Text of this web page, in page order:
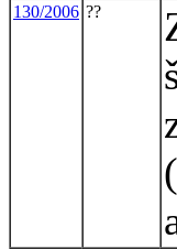
130/2006 ??